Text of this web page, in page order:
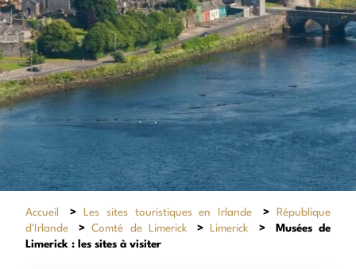
Accueil > Les sites touristiques en Irlande >
République
d'Irlande
>Comté de Limerick > Limerick >
Musées de
Limerick : les sites à visiter